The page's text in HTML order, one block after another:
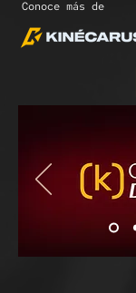
Conoce más de